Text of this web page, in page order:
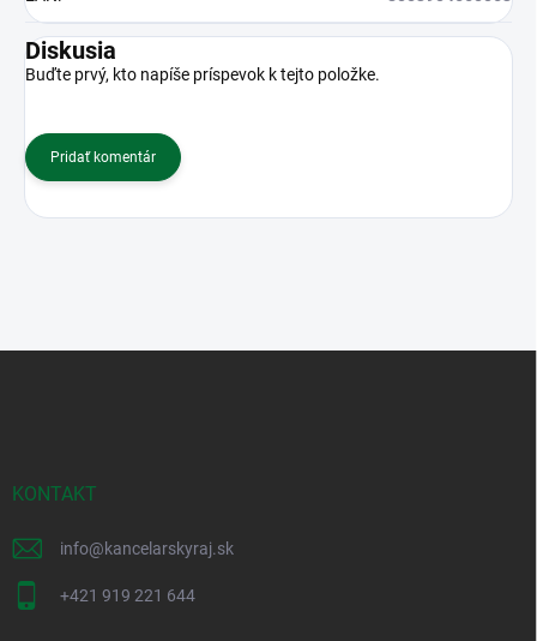
Diskusia
Buďte prvý, kto napíše príspevok k tejto položke.
Pridať komentár
KONTAKT
info@kancelarskyraj.sk
+421 919 221 644